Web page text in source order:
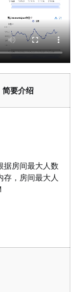
简要介绍
据房间最大人数
存，房间最大人